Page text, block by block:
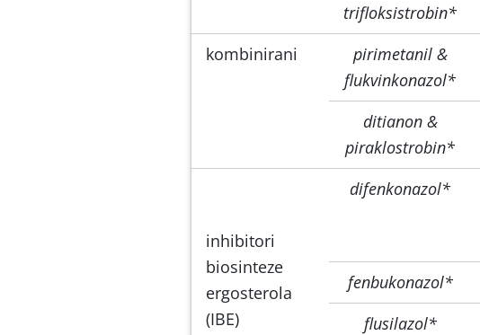
trifloksistrobin*
kombinirani
pirimetanil &
flukvinkonazol*
ditianon &
piraklostrobin*
inhibitori
biosinteze
ergosterola
(IBE)
difenkonazol*
fenbukonazol*
flusilazol*